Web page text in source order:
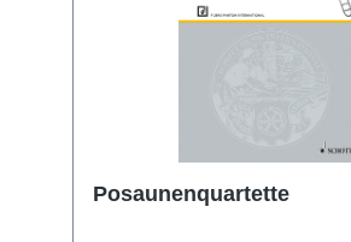
Posaunenquartette